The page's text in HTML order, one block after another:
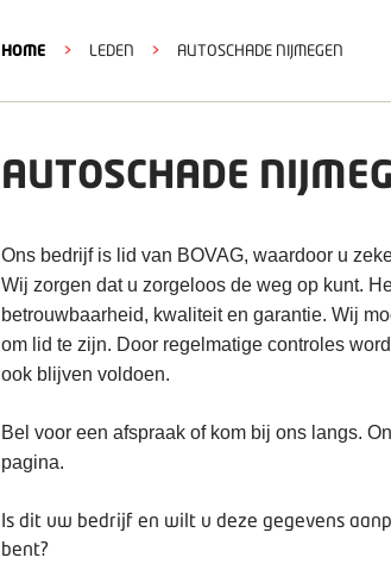
HOME > LEDEN > AUTOSCHADE NIJMEGEN
AUTOSCHADE
Ons bedrijf is lid van BOVAG, waardoor u
Wij zorgen dat u zorgeloos de weg op kunt.
betrouwbaarheid, kwaliteit en garantie. Wij
om lid te zijn. Door regelmatige controles
ook blijven voldoen.
Bel voor een afspraak of kom bij ons langs.
pagina.
Is dit uw bedrijf en wilt u deze gegevens
bent?